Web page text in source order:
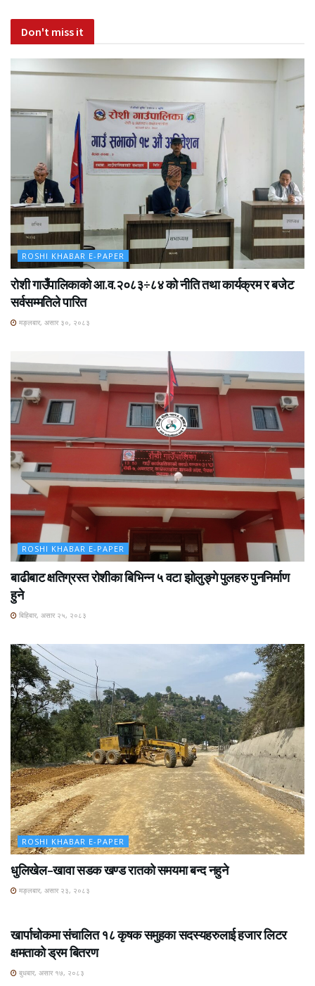
Don't miss it
ROSHI KHABAR E-PAPER
रोशी गाउँपालिकाको आ.व.२०८३÷८४ को नीति तथा कार्यक्रम र बजेट
सर्वसम्मतिले पारित
मङ्लबार, असार ३०, २०८३
ROSHI KHABAR E-PAPER
बाढीबाट क्षतिग्रस्त रोशीका बिभिन्न ५ वटा झोलुङ्गे पुलहरु पुननिर्माण
हुने
बिहिबार, असार २५, २०८३
ROSHI KHABAR E-PAPER
धुलिखेल–खावा सडक खण्ड रातको समयमा बन्द नहुने
मङ्लबार, असार २३, २०८३
खार्पाचोकमा संचालित १८ कृषक समुहका सदस्यहरुलाई हजार लिटर
क्षमताको ड्रम बितरण
बुधबार, असार १७, २०८३